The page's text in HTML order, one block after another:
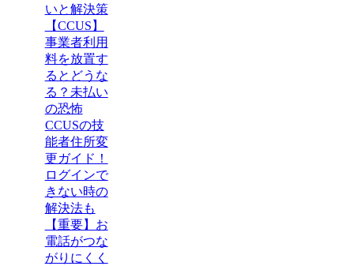
いと解決策
【CCUS】
事業者利用
料を放置す
るとどうな
る？未払い
の恐怖
CCUSの技
能者住所変
更ガイド！
ログインで
きない時の
解決法も
【重要】お
電話がつな
がりにくく